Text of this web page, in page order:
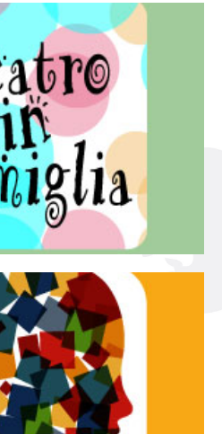
in famiglia
rassegna di teatro concepita
godere del teatro all’intera
è una rassegna di teatro
e sperimentale.